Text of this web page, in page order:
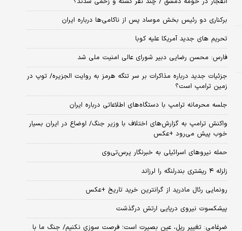
برکناری دو رئیس بخش موساد پس از ناکامی‌ها درباره ایران
تحریم های جدید آمریکا علیه کوبا
فارس: محسن رضایی دبیر شورای عالی امنیت ملی شد
جزئیات جدید درباره مذاکرات بر سر تنگه هرمز به روایت الجزیره/ توپ در
زمین ترامپ است؟
جلسه محرمانه ترامپ با دستگاه‌های اطلاعاتی درباره ایران
واکنش ترامپ به گزارش‌های اختلاف با وزیر جنگ/ اوضاع در ایران بسیار
خوب پیش می‌رود +عکس
حمله نیروهای اسرائیلی به خبرنگار پرس‌تی‌وی
زلزله ۴ ریشتری بندرلنگه را لرزاند
رونمایی رئال مادرید از گرانترین خرید تاریخ +عکس
پیشکسوت نیروی دریایی ارتش درگذشت
ضرغامی: تغییر ریل، عین بصیرت است؛ فرصت سوزی نکنیم/ جنگ ما با